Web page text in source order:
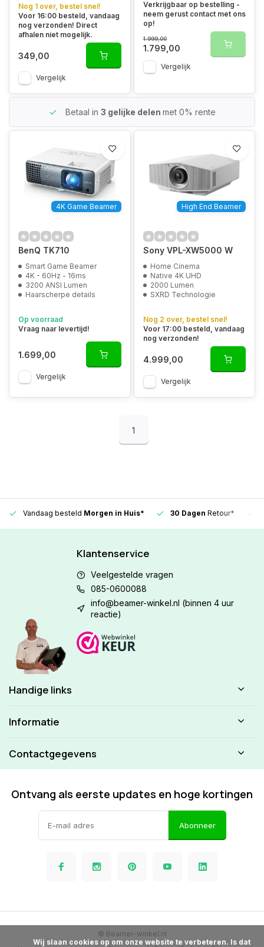
Nog 1 over, bestel snel!
Voor 16:00 besteld, vandaag
nog verzonden! Direct
afhalen niet mogelijk.
349,00
Vergelijk
Verkrijgbaar op bestelling -
neem gerust contact met ons
op!
1.999,00
1.799,00
Vergelijk
Betaal in 3 gelijke delen met 0% rente
4K Game Beamer
BenQ TK710
Smart Game Beamer
4K - 60Hz - 16ms
3200 ANSI Lumen
Haarscherpe details
Op voorraad
Vraag naar levertijd!
1.699,00
Vergelijk
High End Beamer
Sony VPL-XW5000 W
Home Cinema
Native 4K UHD
2000 Lumen
SXRD Technologie
Nog 2 over, bestel snel!
Voor 17:00 besteld, vandaag
nog verzonden!
4.999,00
Vergelijk
1
Vandaag besteld Morgen in Huis* 30 Dagen Retour*
Klantenservice
Veelgestelde vragen
085-0600088
info@beamer-winkel.nl (binnen 4 uur
reactie)
Handige links
Informatie
Contactgegevens
Ontvang als eerste updates en hoge kortingen
Abonneer
© Beamer-winkel.nl